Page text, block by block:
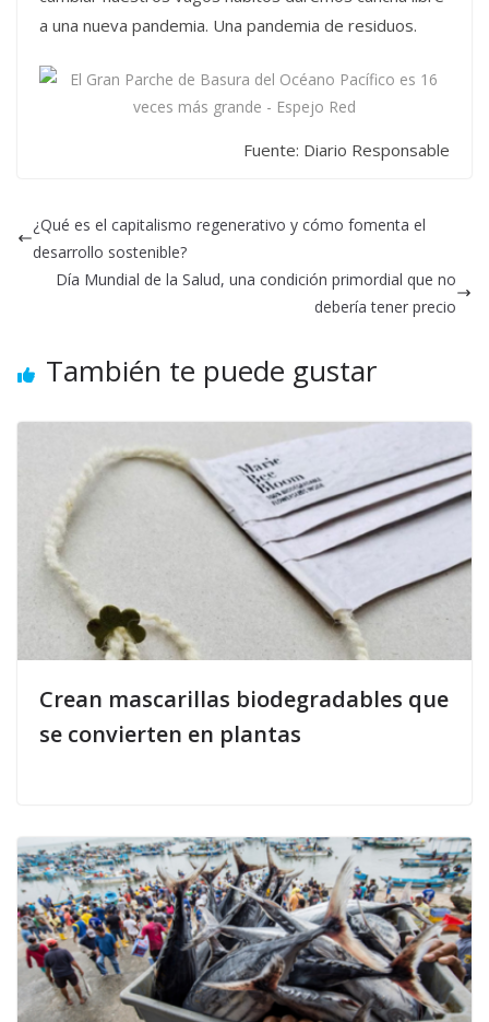
a una nueva pandemia. Una pandemia de residuos.
Fuente: Diario Responsable
¿Qué es el capitalismo regenerativo y cómo fomenta el
desarrollo sostenible?
Día Mundial de la Salud, una condición primordial que no
debería tener precio
También te puede gustar
Crean mascarillas biodegradables que
se convierten en plantas